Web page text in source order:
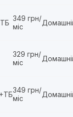
міс349 грн/
міс
329 грн/
міс
349 грн/
міс